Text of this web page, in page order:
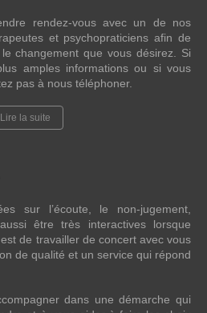
rendez-vous avec un de nos
et psychopraticiens afin de
changement que vous désirez. Si
amples informations ou si vous
pas à nous téléphoner.
Lire la suite
sur l’écoute, le non-jugement,
être très interactives lorsque
de travailler de concert avec vous
de qualité et un service qui répond
dans une démarche qui